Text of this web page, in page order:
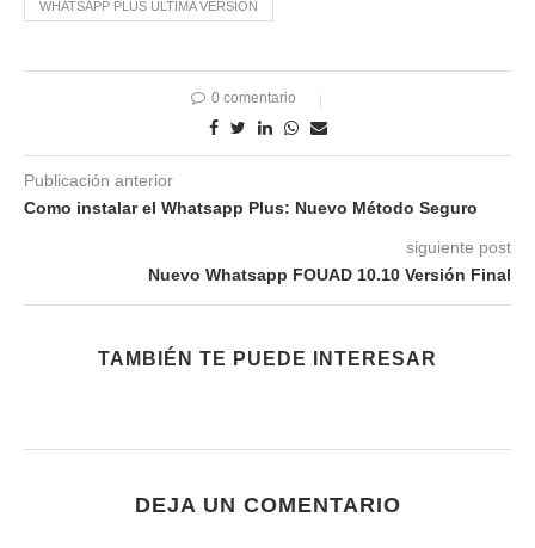
WHATSAPP PLUS ULTIMA VERSION
0 comentario
Publicación anterior
Como instalar el Whatsapp Plus: Nuevo Método Seguro
siguiente post
Nuevo Whatsapp FOUAD 10.10 Versión Final
TAMBIÉN TE PUEDE INTERESAR
DEJA UN COMENTARIO